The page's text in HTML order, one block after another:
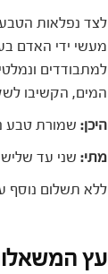
לצד נפלאות הטבע
מעשי ידי האדם
למתבודדים
המים, הקשיבו
היכן:שמורת טבע
מתי:שני עד שלישי 10-11.9, בשעות: 11:00,
ללא תשלום נוסף
עץ